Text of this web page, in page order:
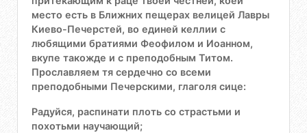
место есть в Ближних пещерах велицей Лавры
Киево-Печерстей, во единей келлии с
любящими братиями Феофилом и Иоанном,
вкупе такожде и с преподобным Титом.
Прославляем тя сердечно со всеми
преподобными Печерскими, глаголя сице:
Радуйся, распинати плоть со страстьми и
похотьми научающий;